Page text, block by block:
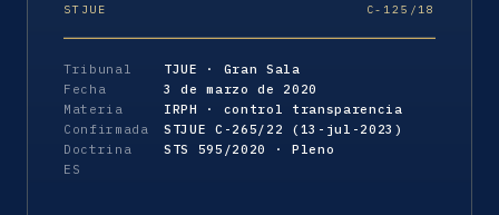
STJUE C-125/18
Tribunal
TJUE · Gran Sala
Fecha
3 de marzo de 2020
Materia
IRPH · control transparencia
Confirmada
STJUE C-265/22 (13-jul-2023)
Doctrina
ES
STS 595/2020 · Pleno